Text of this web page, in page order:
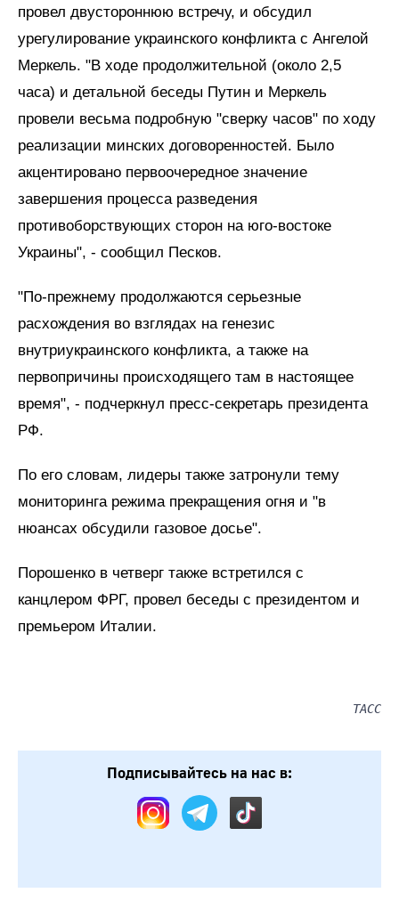
провел двустороннюю встречу, и обсудил
урегулирование украинского конфликта с Ангелой
Меркель. "В ходе продолжительной (около 2,5
часа) и детальной беседы Путин и Меркель
провели весьма подробную "сверку часов" по ходу
реализации минских договоренностей. Было
акцентировано первоочередное значение
завершения процесса разведения
противоборствующих сторон на юго-востоке
Украины", - сообщил Песков.
"По-прежнему продолжаются серьезные
расхождения во взглядах на генезис
внутриукраинского конфликта, а также на
первопричины происходящего там в настоящее
время", - подчеркнул пресс-секретарь президента
РФ.
По его словам, лидеры также затронули тему
мониторинга режима прекращения огня и "в
нюансах обсудили газовое досье".
Порошенко в четверг также встретился с
канцлером ФРГ, провел беседы с президентом и
премьером Италии.
ТАСС
Подписывайтесь на нас в: